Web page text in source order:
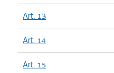
Art. 13
Art. 14
Art. 15